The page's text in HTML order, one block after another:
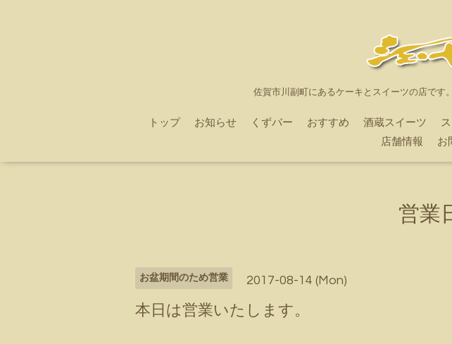
佐賀市川副町にあるケーキとスイーツの店です
トップ お知らせ くずバー おすすめ 酒蔵スイーツ
店舗情報
お
営業
お盆期間のため営業 2017-08-14 (Mon)
本日は営業いたします。